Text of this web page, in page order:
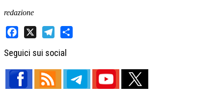
redazione
Seguici sui social